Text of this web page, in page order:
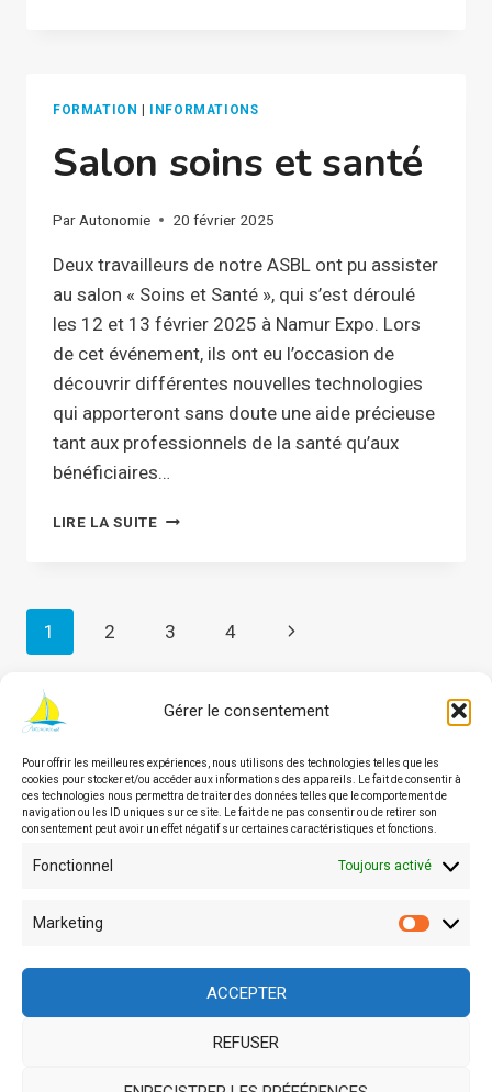
Gérer le consentement
Pour offrir les meilleures expériences, nous utilisons des technologies telles que les
cookies pour stocker et/ou accéder aux informations des appareils. Le fait de consentir à
ces technologies nous permettra de traiter des données telles que le comportement de
navigation ou les ID uniques sur ce site. Le fait de ne pas consentir ou de retirer son
consentement peut avoir un effet négatif sur certaines caractéristiques et fonctions.
Fonctionnel Toujours activé
Marketing
ACCEPTER
REFUSER
FORMATION INFORMATIONS
Salon soins et santé
Par Autonomie 20 février 2025
Deux travailleurs de notre ASBL ont pu assister
au salon « Soins et Santé », qui s’est déroulé
les 12 et 13 février 2025 à Namur Expo. Lors
de cet événement, ils ont eu l’occasion de
découvrir différentes nouvelles technologies
qui apporteront sans doute une aide précieuse
tant aux professionnels de la santé qu’aux
bénéficiaires…
LIRE LA SUITESALON
Navigation
de
page
1 2 3 4
Page
© 2026 Asbl Autonomie | Service
d'accompagnement des personnes en situation de
handicap en Wallonie
Asbl agréée, financée et soutenue par